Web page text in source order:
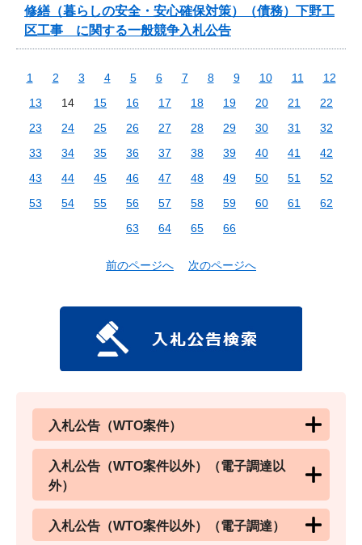
修繕（暮らしの安全・安心確保対策）（債務）下野工
区工事 に関する一般競争入札公告
1 2 3 4 5 6 7 8 9 10 11
12
13
14 15 16 17 18 19 20 21
22
23
24 25 26 27 28 29 30 31
32
33
34 35 36 37 38 39 40 41
42
43
44 45 46 47 48 49 50 51
52
53
54 55 56 57 58 59 60 61
62
63
64 65 66
前のページへ 次のページへ
入札公告（WTO案件）
入札公告（WTO案件以外）（電子調達以
外）
入札公告（WTO案件以外）（電子調達）